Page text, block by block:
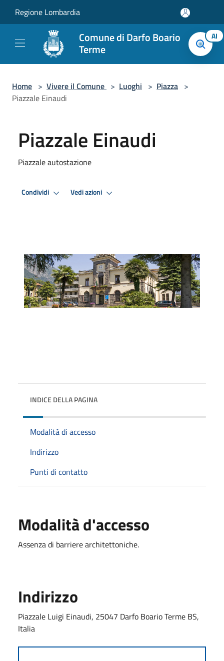
Regione Lombardia
Comune di Darfo Boario
Terme
AI
Home > Vivere il Comune > Luoghi > Piazza >
Piazzale Einaudi
Piazzale Einaudi
Piazzale autostazione
Condividi Vedi azioni
INDICE DELLA PAGINA
Modalità di accesso
Indirizzo
Punti di contatto
Modalità d'accesso
Assenza di barriere architettoniche.
Indirizzo
Piazzale Luigi Einaudi, 25047 Darfo Boario Terme BS,
Italia